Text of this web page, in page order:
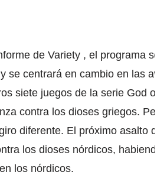
de Variety , el programa se
se centrará en cambio en las
siete juegos de la serie God of
contra los dioses griegos.
diferente. El próximo asalto
los dioses nórdicos, habiendo
los nórdicos.